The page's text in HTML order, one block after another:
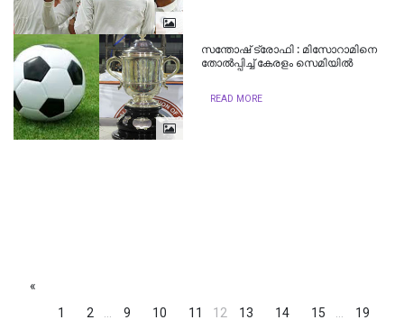
സന്തോഷ് ട്രോഫി : മിസോറാമിനെ
തോല്‍പ്പിച്ച്‌ കേരളം സെമിയില്‍
READ MORE
«
1
2 ... 9 10 11 12 13 14 15 ... 19